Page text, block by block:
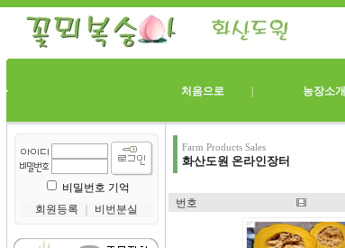
처음으로 농장소개
비밀번호 기억
회원등록
비번분실
Farm Products Sales
화산도원 온라인장터
번호